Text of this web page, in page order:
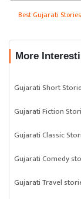
Best Gujarati Stories
More
Gujarati Short
Gujarati Fiction
Gujarati Classic
Gujarati Comedy
Gujarati Travel